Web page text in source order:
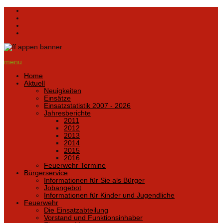
menu
Home
Aktuell
Neuigkeiten
Einsätze
Einsatzstatistik 2007 - 2026
Jahresberichte
2011
2012
2013
2014
2015
2016
Feuerwehr Termine
Bürgerservice
Informationen für Sie als Bürger
Jobangebot
Informationen für Kinder und Jugendliche
Feuerwehr
Die Einsatzabteilung
Vorstand und Funktionsinhaber